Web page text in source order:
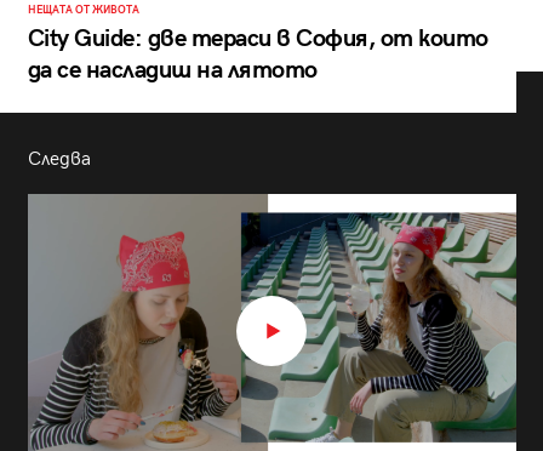
НЕЩАТА ОТ ЖИВОТА
City Guide: две тераси в София, от които
да се насладиш на лятото
Следва